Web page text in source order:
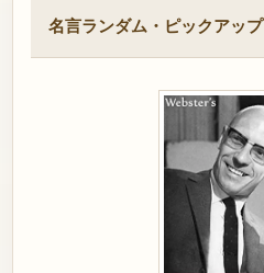
名言ランダム・ピックアップ